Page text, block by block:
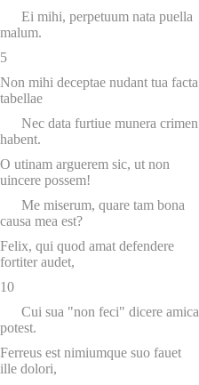
Ei mihi, perpetuum nata puella
malum.
5
Non mihi deceptae nudant tua facta
tabellae
Nec data furtiue munera crimen
habent.
O utinam arguerem sic, ut non
uincere possem!
Me miserum, quare tam bona
causa mea est?
Felix, qui quod amat defendere
fortiter audet,
10
Cui sua "non feci" dicere amica
potest.
Ferreus est nimiumque suo fauet
ille dolori,